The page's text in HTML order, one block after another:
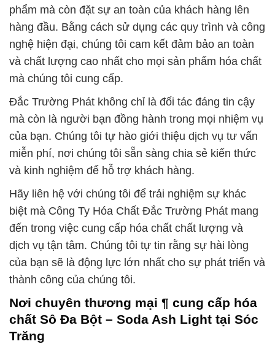
phẩm mà còn đặt sự an toàn của khách hàng lên
hàng đầu. Bằng cách sử dụng các quy trình và công
nghệ hiện đại, chúng tôi cam kết đảm bảo an toàn
và chất lượng cao nhất cho mọi sản phẩm hóa chất
mà chúng tôi cung cấp.
Đắc Trường Phát không chỉ là đối tác đáng tin cậy
mà còn là người bạn đồng hành trong mọi nhiệm vụ
của bạn. Chúng tôi tự hào giới thiệu dịch vụ tư vấn
miễn phí, nơi chúng tôi sẵn sàng chia sẻ kiến thức
và kinh nghiệm để hỗ trợ khách hàng.
Hãy liên hệ với chúng tôi để trải nghiệm sự khác
biệt mà Công Ty Hóa Chất Đắc Trường Phát mang
đến trong việc cung cấp hóa chất chất lượng và
dịch vụ tận tâm. Chúng tôi tự tin rằng sự hài lòng
của bạn sẽ là động lực lớn nhất cho sự phát triển và
thành công của chúng tôi.
Nơi chuyên thương mại ¶ cung cấp hóa
chất Sô Đa Bột – Soda Ash Light tại Sóc
Trăng